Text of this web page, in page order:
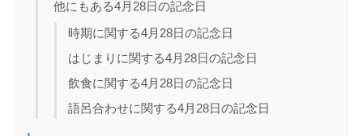
他にもある4月28日の記念日
時期に関する4月28日の記念日
はじまりに関する4月28日の記念日
飲食に関する4月28日の記念日
語呂合わせに関する4月28日の記念日